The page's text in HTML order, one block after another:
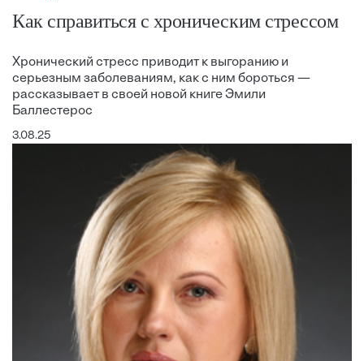
Как справиться с хроническим стрессом
Хронический стресс приводит к выгоранию и
серьезным заболеваниям, как с ним бороться —
рассказывает в своей новой книге Эмили
Баллестерос
3.08.25